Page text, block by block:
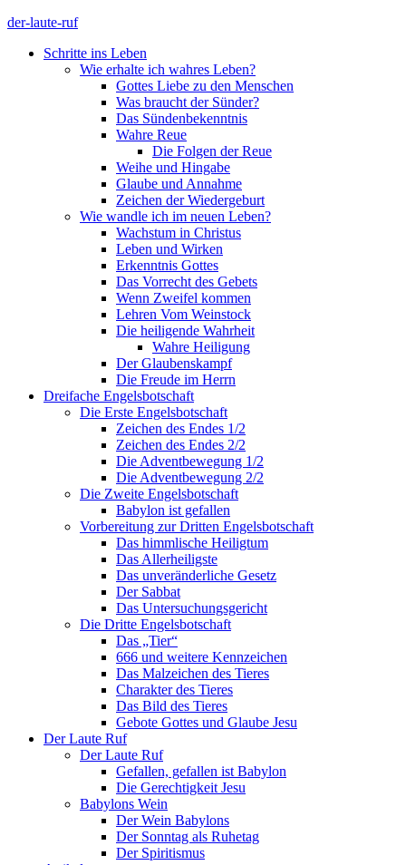
der-laute-ruf
Schritte ins Leben
Wie erhalte ich wahres Leben?
Gottes Liebe zu den Menschen
Was braucht der Sünder?
Das Sündenbekenntnis
Wahre Reue
Die Folgen der Reue
Weihe und Hingabe
Glaube und Annahme
Zeichen der Wiedergeburt
Wie wandle ich im neuen Leben?
Wachstum in Christus
Leben und Wirken
Erkenntnis Gottes
Das Vorrecht des Gebets
Wenn Zweifel kommen
Lehren Vom Weinstock
Die heiligende Wahrheit
Wahre Heiligung
Der Glaubenskampf
Die Freude im Herrn
Dreifache Engelsbotschaft
Die Erste Engelsbotschaft
Zeichen des Endes 1/2
Zeichen des Endes 2/2
Die Adventbewegung 1/2
Die Adventbewegung 2/2
Die Zweite Engelsbotschaft
Babylon ist gefallen
Vorbereitung zur Dritten Engelsbotschaft
Das himmlische Heiligtum
Das Allerheiligste
Das unveränderliche Gesetz
Der Sabbat
Das Untersuchungsgericht
Die Dritte Engelsbotschaft
Das „Tier“
666 und weitere Kennzeichen
Das Malzeichen des Tieres
Charakter des Tieres
Das Bild des Tieres
Gebote Gottes und Glaube Jesu
Der Laute Ruf
Der Laute Ruf
Gefallen, gefallen ist Babylon
Die Gerechtigkeit Jesu
Babylons Wein
Der Wein Babylons
Der Sonntag als Ruhetag
Der Spiritismus